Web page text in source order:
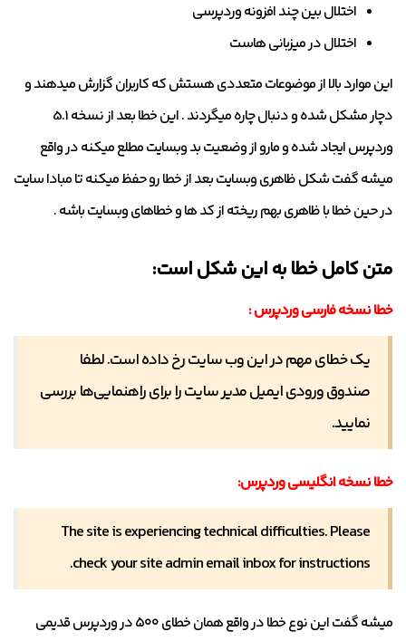
اختلال بین چند افزونه وردپرسی
اختلال در میزبانی هاست
این موارد بالا از موضوعات متعددی هستش که کاربران گزارش میدهند و
دچار مشکل شده و دنبال چاره میگردند . این خطا بعد از نسخه 5.1
وردپرس ایجاد شده و مارو از وضعیت بد وبسایت مطلع میکنه در واقع
میشه گفت شکل ظاهری وبسایت بعد از خطا رو حفظ میکنه تا مبادا سایت
در حین خطا با ظاهری بهم ریخته از کد ها و خطاهای وبسایت باشه .
متن کامل خطا به این شکل است:
خطا نسخه فارسی وردپرس :
یک خطای مهم در این وب سایت رخ داده است. لطفا
صندوق ورودی ایمیل مدیر سایت را برای راهنمایی‌ها بررسی
نمایید.
خطا نسخه انگلیسی وردپرس:
The site is experiencing technical difficulties. Please
check your site admin email inbox for instructions.
میشه گفت این نوع خطا در واقع همان خطای ۵۰۰ در وردپرس قدیمی